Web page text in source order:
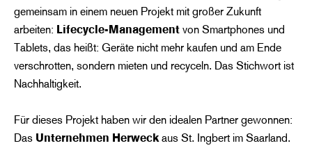
gemeinsam in einem neuen Projekt mit großer Zukunft
arbeiten: Lifecycle-Management von Smartphones und
Tablets, das heißt: Geräte nicht mehr kaufen und am Ende
verschrotten, sondern mieten und recyceln. Das Stichwort ist
Nachhaltigkeit.
Für dieses Projekt haben wir den idealen Partner gewonnen:
Das Unternehmen Herweck aus St. Ingbert im Saarland.